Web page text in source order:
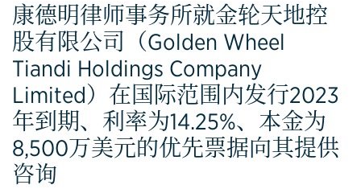
康德明律师事务所就金轮天地控
股有限公司（Golden Wheel
Tiandi Holdings Company
Limited）在国际范围内发行2023
年到期、利率为14.25%、本金为
8,500万美元的优先票据向其提供
咨询